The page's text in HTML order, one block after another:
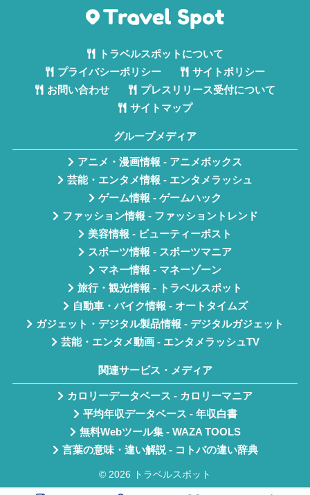
トラベルスポットについて
プライバシーポリシー
サイトポリシー
お問い合わせ
プレスリリース受付について
サイトマップ
グループメディア
アニメ・漫画情報 - アニメボックス
芸能・エンタメ情報 - エンタメラッシュ
ゲーム情報 - ゲームハック
ファッション情報 - ファッショントレンド
美容情報 - ビューティーポスト
スポーツ情報 - スポーツマニア
マネー情報 - マネーゾーン
旅行・観光情報 - トラベルスポット
自動車・バイク情報 - オートタイムズ
ガジェット・デジタル製品情報 - デジタルガジェット
芸能・エンタメ動画 - エンタメラッシュTV
関連サービス・メディア
カロリーデータベース - カロリーマニア
平均年収データベース - 年収白書
無料Webツール集 - WAZA TOOLS
言葉の意味・違い解説 - コトバの違い辞典
© 2026 トラベルスポット